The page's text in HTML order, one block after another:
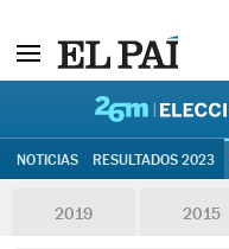
NOTICIAS RESULTADOS 2023
2019 2015